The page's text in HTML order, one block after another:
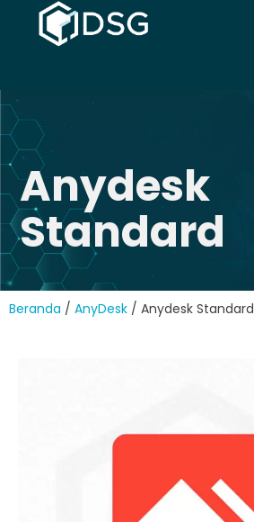
Anydesk
Standard
Beranda / AnyDesk / Anydesk Standard